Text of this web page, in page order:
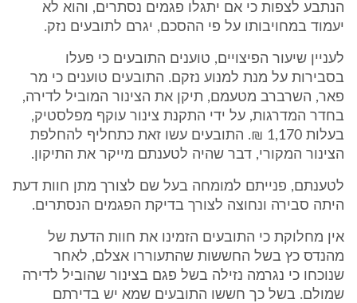
הנתבע לצפות כי אם יתגלו פגמים נסתרים, והוא לא
יעמוד במחויבותו על פי ההסכם, יגרם לתובעים נזק.
לעניין שיעור הפיצויים, טוענים התובעים כי פעלו
בסבירות על מנת למנוע נזקם. התובעים טוענים כי מר
פאר, השרברב מטעמם, תיקן את הצינור המוביל לדירה,
בחדר המדרגות, על ידי התקנת צינור עוקף מפלסטיק,
בעלות 1,170 ₪. התובעים עשו זאת כתחליף להחלפת
הצינור המקורי, דבר שהיה לטענתם מייקר את התיקון.
לטענתם, פנייתם למומחה בעל שם לצורך מתן חוות דעת
היתה סבירה ונחוצה לצורך בדיקת הפגמים הנסתרים.
אין מחלוקת כי התובעים הזמינו את חוות הדעת של
מהנדס כץ בשל החששות שהתעוררו אצלם, לאחר
שנוכחו כי נגרמה נזילה בשל פגם בצינור שהוביל לדירה
שמולם. בשל כך חששו התובעים שמא יש בדירתם